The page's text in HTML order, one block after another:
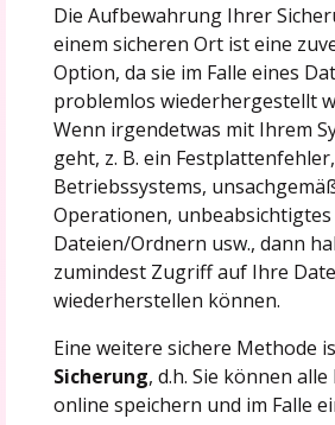
Die Aufbewahrung Ihrer
einem sicheren Ort ist eine
Option, da sie im Falle eines
problemlos wiederhergestellt
Wenn irgendetwas mit Ihrem
geht, z. B. ein
Betriebssystems,
Operationen, unbeabsichtigtes
Dateien/Ordnern usw., dann
zumindest Zugriff auf Ihre
wiederherstellen können.
Eine weitere sichere Methode
Sicherung, d.h. Sie können
online speichern und im Falle